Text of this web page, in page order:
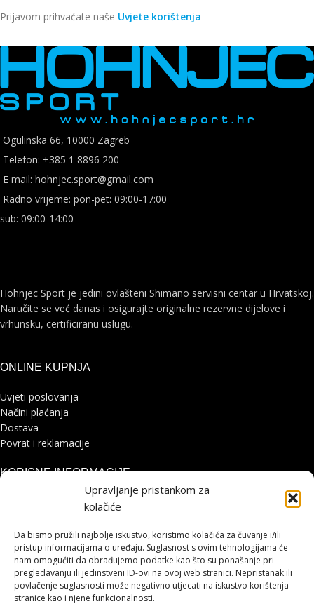
Upravljanje pristankom za
kolačiće
Da bismo pružili najbolje iskustvo, koristimo kolačića za čuvanje i/ili
pristup informacijama o uređaju. Suglasnost s ovim tehnologijama će
nam omogućiti da obrađujemo podatke kao što su ponašanje pri
pregledavanju ili jedinstveni ID-ovi na ovoj web stranici. Nepristanak ili
povlačenje suglasnosti može negativno utjecati na iskustvo korištenja
stranice kao i njene funkcionalnosti.
Prijavom prihvaćate naše Uvjete korištenja
Ogulinska 66, 10000 Zagreb
Telefon: +385 1 8896 200
E mail: hohnjec.sport@gmail.com
Radno vrijeme: pon-pet: 09:00-17:00
sub: 09:00-14:00
Hohnjec Sport je jedini ovlašteni Shimano servisni centar u Hrvatskoj.
Naručite se već danas i osigurajte originalne rezervne dijelove i
vrhunsku, certificiranu uslugu.
ONLINE KUPNJA
Uvjeti poslovanja
Načini plaćanja
Dostava
Povrat i reklamacije
KORISNE INFORMACIJE
Zaštita osobnih podataka
Pohvale i prigovori
Platforma za online rješavanje sporova
STRANICE